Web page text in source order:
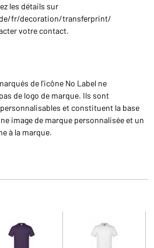
les détails sur
fr/decoration/transferprint/
votre contact.
de l'icône No Label ne
de logo de marque. Ils sont
et constituent la base
image de marque personnalisée et un
à la marque.